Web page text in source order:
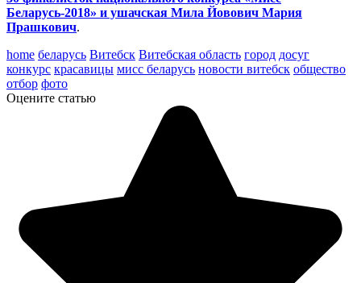
Беларусь-2018» и ушачская Мила Йовович Мария
Прашкович.
home беларусь Витебск Витебская область город досуг
конкурс красавицы мисс беларусь новости витебск общество
отбор фото
Оцените статью